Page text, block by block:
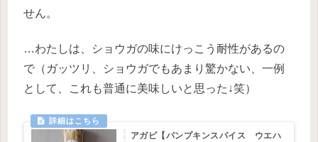
せん。
…わたしは、ショウガの味にけっこう耐性があるの
で（ガッツリ、ショウガでもあまり驚かない、一例
として、これも普通に美味しいと思った↓笑）
アガピ【パンプキンスパイス ウエハ